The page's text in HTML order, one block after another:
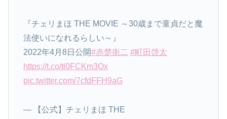
『チェリまほ THE MOVIE ～30歳まで童貞だと魔
法使いになれるらしい～』
2022年4月8日公開#赤楚衛二 #町田啓太
https://t.co/tl0FCKm3Ox
pic.twitter.com/7cfdFFH9aG
— 【公式】チェリまほ THE